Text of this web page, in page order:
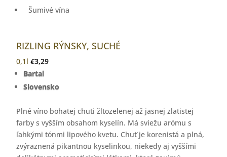
Šumivé vína
RIZLING RÝNSKY, SUCHÉ
0,1l €3,29
Bartal
Slovensko
Plné víno bohatej chuti žltozelenej až jasnej zlatistej
farby s vyšším obsahom kyselín. Má sviežu arómu s
ľahkými tónmi lipového kvetu. Chuť je korenistá a plná,
zvýraznená pikantnou kyselinkou, niekedy aj vyššími